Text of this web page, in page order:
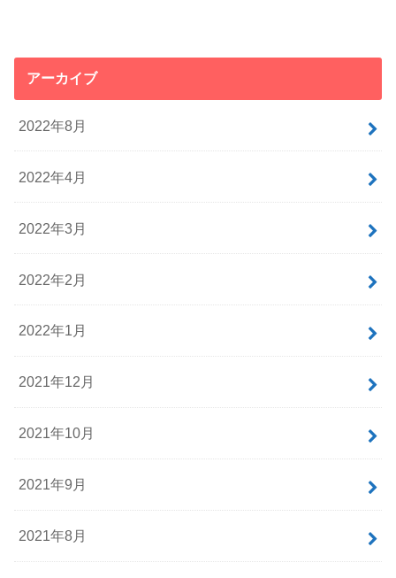
アーカイブ
2022年8月
2022年4月
2022年3月
2022年2月
2022年1月
2021年12月
2021年10月
2021年9月
2021年8月